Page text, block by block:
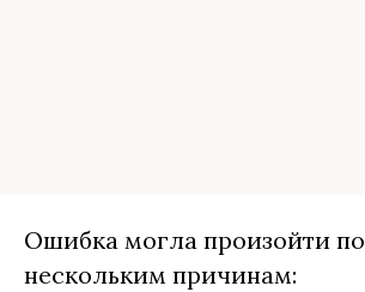
Ошибка могла произойти по
нескольким причинам: